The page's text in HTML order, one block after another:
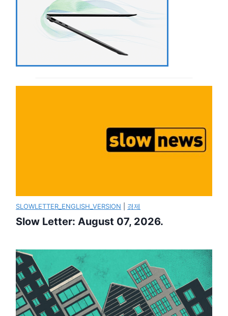
SLOWLETTER_ENGLISH_VERSION 경제
Slow Letter: August 07, 2026.